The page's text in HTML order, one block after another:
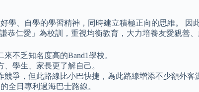
、自學的學習精神，同時建立積極正向的思維。 因
仁愛」為校訓，重視均衡教育，大力培養友愛親善、
不乏知名度高的Band1學校。
學生、家長更了解自己。
爭，但此路線比小巴快捷，為此路線增添不少額外客
全日專利過海巴士路線。